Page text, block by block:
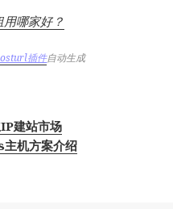
哪家好？
插件自动生成
建站市场
机方案介绍